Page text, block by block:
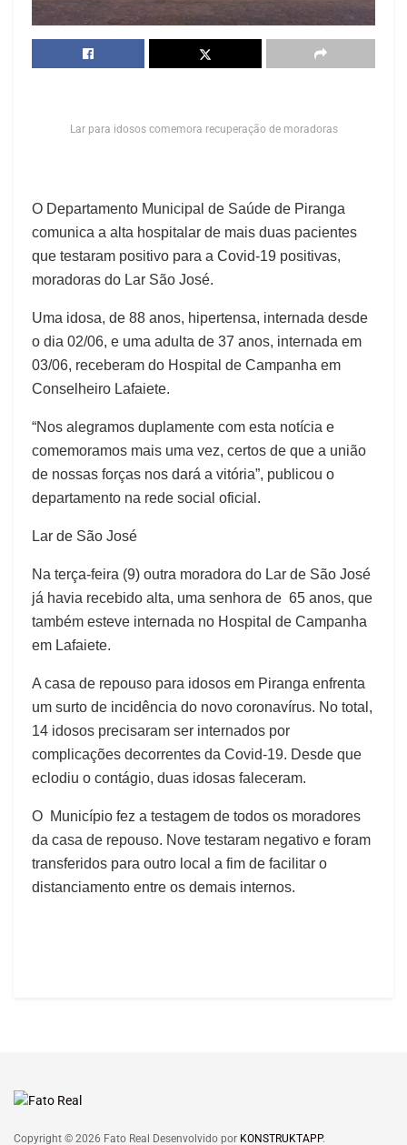
Lar para idosos comemora recuperação de moradoras
O Departamento Municipal de Saúde de Piranga
comunica a alta hospitalar de mais duas pacientes
que testaram positivo para a Covid-19 positivas,
moradoras do Lar São José.
Uma idosa, de 88 anos, hipertensa, internada desde
o dia 02/06, e uma adulta de 37 anos, internada em
03/06, receberam do Hospital de Campanha em
Conselheiro Lafaiete.
“Nos alegramos duplamente com esta notícia e
comemoramos mais uma vez, certos de que a união
de nossas forças nos dará a vitória”, publicou o
departamento na rede social oficial.
Lar de São José
Na terça-feira (9) outra moradora do Lar de São José
já havia recebido alta, uma senhora de 65 anos, que
também esteve internada no Hospital de Campanha
em Lafaiete.
A casa de repouso para idosos em Piranga enfrenta
um surto de incidência do novo coronavírus. No total,
14 idosos precisaram ser internados por
complicações decorrentes da Covid-19. Desde que
eclodiu o contágio, duas idosas faleceram.
O Município fez a testagem de todos os moradores
da casa de repouso. Nove testaram negativo e foram
transferidos para outro local a fim de facilitar o
distanciamento entre os demais internos.
Copyright © 2026 Fato Real Desenvolvido por KONSTRUKTAPP.